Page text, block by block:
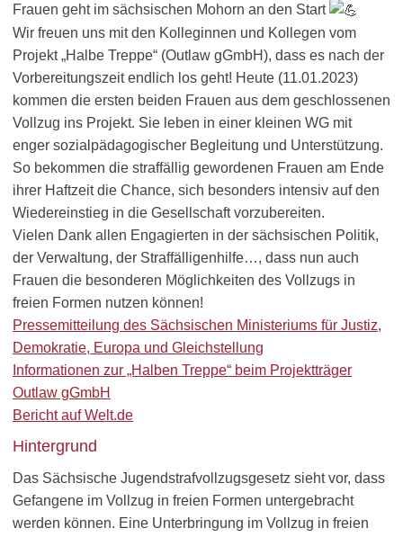
Frauen geht im sächsischen Mohorn an den Start
Wir freuen uns mit den Kolleginnen und Kollegen vom
Projekt „Halbe Treppe“ (Outlaw gGmbH), dass es nach der
Vorbereitungszeit endlich los geht! Heute (11.01.2023)
kommen die ersten beiden Frauen aus dem geschlossenen
Vollzug ins Projekt. Sie leben in einer kleinen WG mit
enger sozialpädagogischer Begleitung und Unterstützung.
So bekommen die straffällig gewordenen Frauen am Ende
ihrer Haftzeit die Chance, sich besonders intensiv auf den
Wiedereinstieg in die Gesellschaft vorzubereiten.
Vielen Dank allen Engagierten in der sächsischen Politik,
der Verwaltung, der Straffälligenhilfe…, dass nun auch
Frauen die besonderen Möglichkeiten des Vollzugs in
freien Formen nutzen können!
Pressemitteilung des Sächsischen Ministeriums für Justiz,
Demokratie, Europa und Gleichstellung
Informationen zur „Halben Treppe“ beim Projektträger
Outlaw gGmbH
Bericht auf Welt.de
Hintergrund
Das Sächsische Jugendstrafvollzugsgesetz sieht vor, dass
Gefangene im Vollzug in freien Formen untergebracht
werden können. Eine Unterbringung im Vollzug in freien